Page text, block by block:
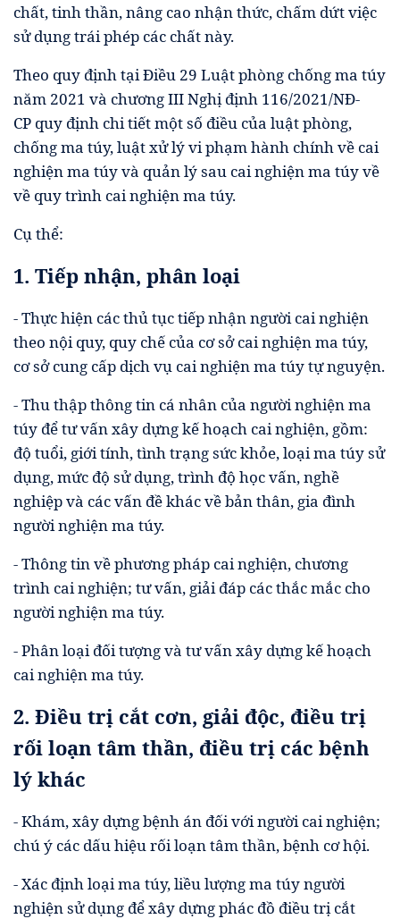
chất, tinh thần, nâng cao nhận thức, chấm dứt việc
sử dụng trái phép các chất này.
Theo quy định tại Điều 29 Luật phòng chống ma túy
năm 2021 và chương III Nghị định 116/2021/NĐ-
CP quy định chi tiết một số điều của luật phòng,
chống ma túy, luật xử lý vi phạm hành chính về cai
nghiện ma túy và quản lý sau cai nghiện ma túy về
về quy trình cai nghiện ma túy.
Cụ thể:
1. Tiếp nhận, phân loại
- Thực hiện các thủ tục tiếp nhận người cai nghiện
theo nội quy, quy chế của cơ sở cai nghiện ma túy,
cơ sở cung cấp dịch vụ cai nghiện ma túy tự nguyện.
- Thu thập thông tin cá nhân của người nghiện ma
túy để tư vấn xây dựng kế hoạch cai nghiện, gồm:
độ tuổi, giới tính, tình trạng sức khỏe, loại ma túy sử
dụng, mức độ sử dụng, trình độ học vấn, nghề
nghiệp và các vấn đề khác về bản thân, gia đình
người nghiện ma túy.
- Thông tin về phương pháp cai nghiện, chương
trình cai nghiện; tư vấn, giải đáp các thắc mắc cho
người nghiện ma túy.
- Phân loại đối tượng và tư vấn xây dựng kế hoạch
cai nghiện ma túy.
2. Điều trị cắt cơn, giải độc, điều trị
rối loạn tâm thần, điều trị các bệnh
lý khác
- Khám, xây dựng bệnh án đối với người cai nghiện;
chú ý các dấu hiệu rối loạn tâm thần, bệnh cơ hội.
- Xác định loại ma túy, liều lượng ma túy người
nghiện sử dụng để xây dựng phác đồ điều trị cắt